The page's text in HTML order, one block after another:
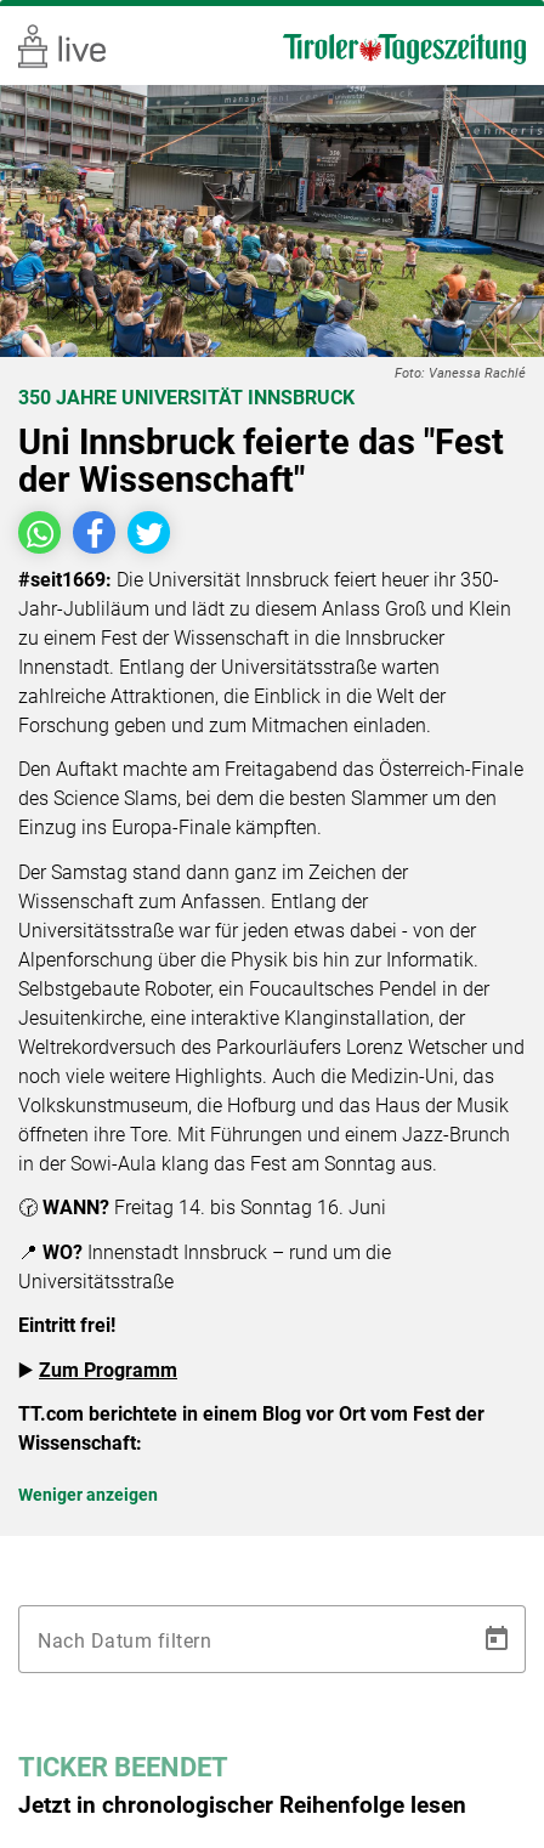
Foto: Vanessa Rachlé
350 JAHRE UNIVERSITÄT INNSBRUCK
Uni Innsbruck feierte das "Fest
der Wissenschaft"
#seit1669: Die Universität Innsbruck feiert heuer ihr 350-
Jahr-Jubliläum und lädt zu diesem Anlass Groß und Klein
zu einem Fest der Wissenschaft in die Innsbrucker
Innenstadt. Entlang der Universitätsstraße warten
zahlreiche Attraktionen, die Einblick in die Welt der
Forschung geben und zum Mitmachen einladen.
Den Auftakt machte am Freitagabend das Österreich-Finale
des Science Slams, bei dem die besten Slammer um den
Einzug ins Europa-Finale kämpften.
Der Samstag stand dann ganz im Zeichen der
Wissenschaft zum Anfassen. Entlang der
Universitätsstraße war für jeden etwas dabei - von der
Alpenforschung über die Physik bis hin zur Informatik.
Selbstgebaute Roboter, ein Foucaultsches Pendel in der
Jesuitenkirche, eine interaktive Klanginstallation, der
Weltrekordversuch des Parkourläufers Lorenz Wetscher und
noch viele weitere Highlights. Auch die Medizin-Uni, das
Volkskunstmuseum, die Hofburg und das Haus der Musik
öffneten ihre Tore. Mit Führungen und einem Jazz-Brunch
in der Sowi-Aula klang das Fest am Sonntag aus.
🕝 WANN? Freitag 14. bis Sonntag 16. Juni
📍 WO? Innenstadt Innsbruck – rund um die
Universitätsstraße
Eintritt frei!
▶️ Zum Programm
TT.com berichtete in einem Blog vor Ort vom Fest der
Wissenschaft:
Weniger anzeigen
TICKER BEENDET
Jetzt in chronologischer Reihenfolge lesen
Nach Datum filtern